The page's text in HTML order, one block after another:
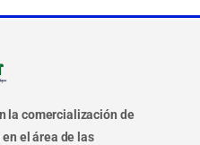
la comercialización de
el área de las